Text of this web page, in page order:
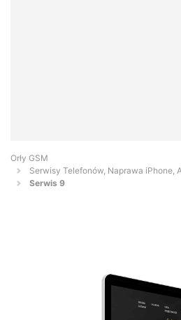
Orły GSM
Serwisy Telefonów, Naprawa iPhone,
Serwis 9